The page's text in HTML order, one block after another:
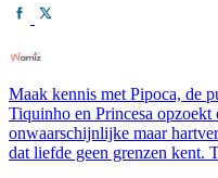
Maak kennis met Pipoca, de
Tiquinho en Princesa
onwaarschijnlijke maar
dat liefde geen grenzen kent.